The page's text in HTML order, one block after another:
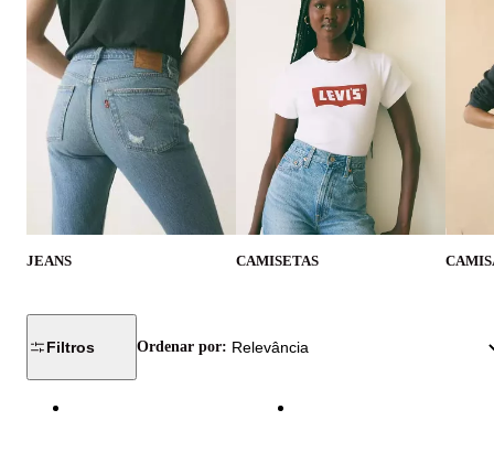
JEANS CAMISETAS
Filtros Ordenar por: